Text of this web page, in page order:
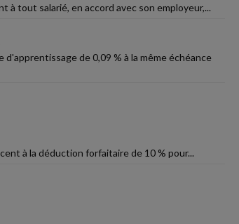
tout salarié, en accord avec son employeur,...
de 0,09 % à la même échéance
à la déduction forfaitaire de 10 % pour...